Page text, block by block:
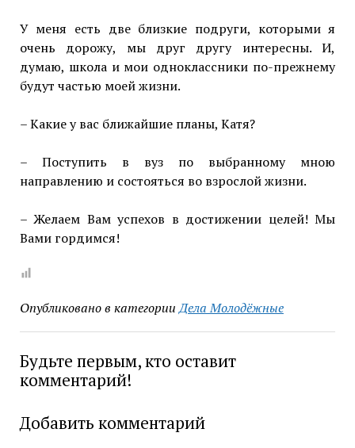
У меня есть две близкие подруги, которыми я
очень дорожу, мы друг другу интересны. И,
думаю, школа и мои одноклассники по-прежнему
будут частью моей жизни.
– Какие у вас ближайшие планы, Катя?
– Поступить в вуз по выбранному мною
направлению и состояться во взрослой жизни.
– Желаем Вам успехов в достижении целей! Мы
Вами гордимся!
Опубликовано в категории Дела Молодёжные
Будьте первым, кто оставит
комментарий!
Добавить комментарий